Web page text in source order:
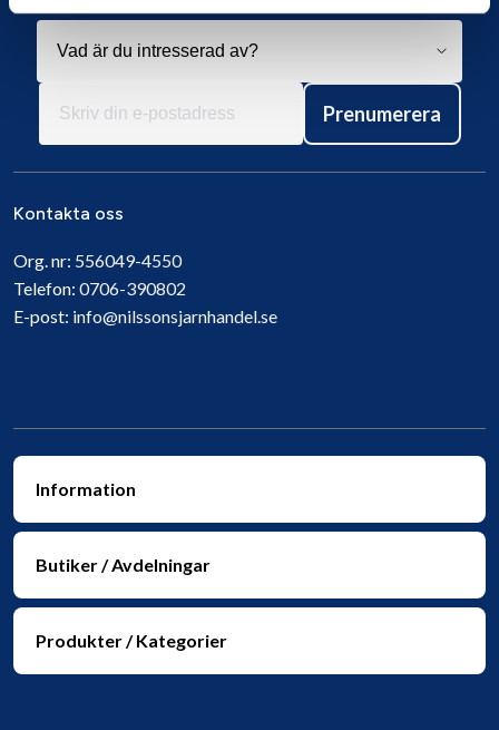
Prenumerera
Kontakta oss
Org. nr: 556049-4550
Telefon: 0706-390802
E-post: info@nilssonsjarnhandel.se
Information
Butiker / Avdelningar
Produkter / Kategorier